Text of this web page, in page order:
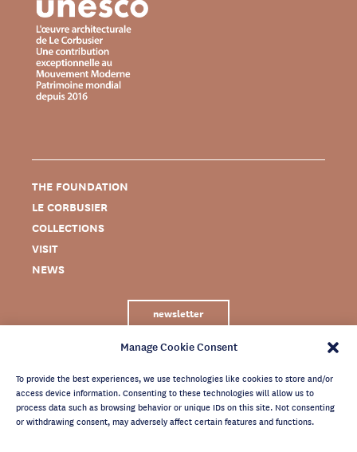
Manage Cookie Consent
To provide the best experiences, we use technologies like cookies to store and/or
access device information. Consenting to these technologies will allow us to
process data such as browsing behavior or unique IDs on this site. Not consenting
or withdrawing consent, may adversely affect certain features and functions.
THE FOUNDATION
LE CORBUSIER
COLLECTIONS
VISIT
NEWS
newsletter